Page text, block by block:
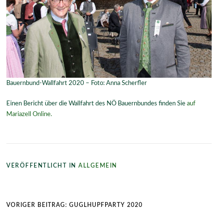
Bauernbund-Wallfahrt 2020 – Foto: Anna Scherfler
Einen Bericht über die Wallfahrt des NÖ Bauernbundes finden Sieauf
Mariazell Online.
VERÖFFENTLICHT INALLGEMEIN
VORIGER BEITRAG: GUGLHUPFPARTY 2020